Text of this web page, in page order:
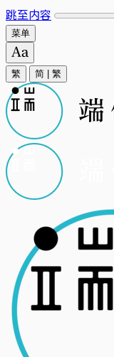
跳至内容
菜单
繁 简 繁